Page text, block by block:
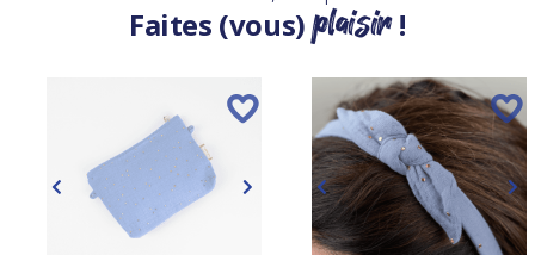
Faites (vous)plaisir!